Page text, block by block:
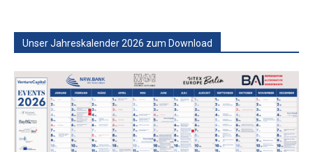
Unser Jahreskalender 2026 zum Download